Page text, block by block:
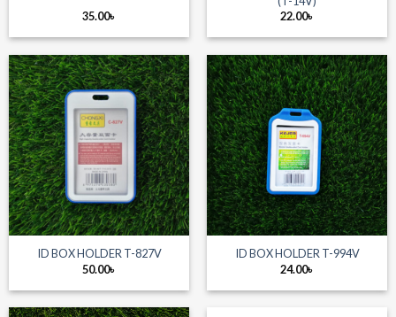
35.00৳
22.00৳
ID BOX HOLDER T-827V
50.00৳
ID BOX HOLDER T-994V
24.00৳